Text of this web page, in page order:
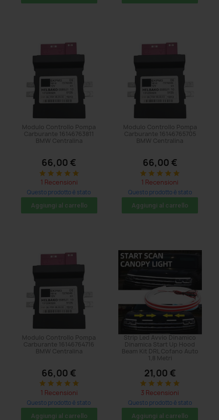
Modulo Controllo Pompa
Carburante 16146763811
BMW Centralina
66,00 €
star star star star star
1 Recensioni
Questo prodotto è stato
acquistato: 5 volte
Aggiungi al carrello
Modulo Controllo Pompa
Carburante 16146765705
BMW Centralina
66,00 €
star star star star star
1 Recensioni
Questo prodotto è stato
acquistato: 5 volte
Aggiungi al carrello
Modulo Controllo Pompa
Carburante 16146764716
BMW Centralina
66,00 €
star star star star star
1 Recensioni
Questo prodotto è stato
acquistato: 5 volte
Aggiungi al carrello
Strip Led Avvio Dinamico
Dinamica Start Up Hood
Beam Kit DRL Cofano Auto
1,8 Metri
21,00 €
star star star star star
3 Recensioni
Questo prodotto è stato
acquistato: 71 volte
Aggiungi al carrello